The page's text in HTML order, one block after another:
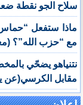
سلاح الجو نقطة
ماذا ستفعل
مع “حزب الله”؟
نتنياهو يضحّي
مقابل الكرسي(عن